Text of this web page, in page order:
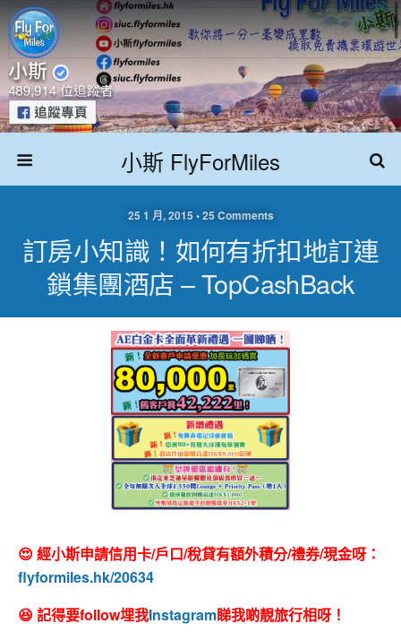
小斯 FlyForMiles
25 1 月, 2015 • 25 Comments
訂房小知識！如何有折扣地訂連
鎖集團酒店 – TopCashBack
😍 經小斯申請信用卡/戶口/稅貸有額外積分/禮券/現金呀：
flyformiles.hk/20634
😆 記得要follow埋我Instagram睇我啲靚旅行相呀！